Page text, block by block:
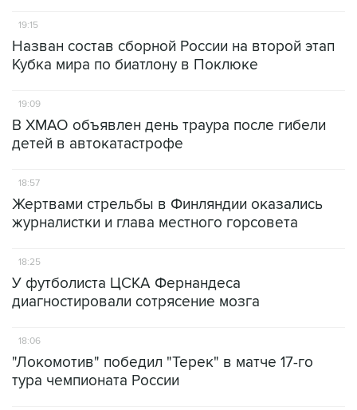
19:15
Назван состав сборной России на второй этап
Кубка мира по биатлону в Поклюке
19:09
В ХМАО объявлен день траура после гибели
детей в автокатастрофе
18:57
Жертвами стрельбы в Финляндии оказались
журналистки и глава местного горсовета
18:25
У футболиста ЦСКА Фернандеса
диагностировали сотрясение мозга
18:06
"Локомотив" победил "Терек" в матче 17-го
тура чемпионата России